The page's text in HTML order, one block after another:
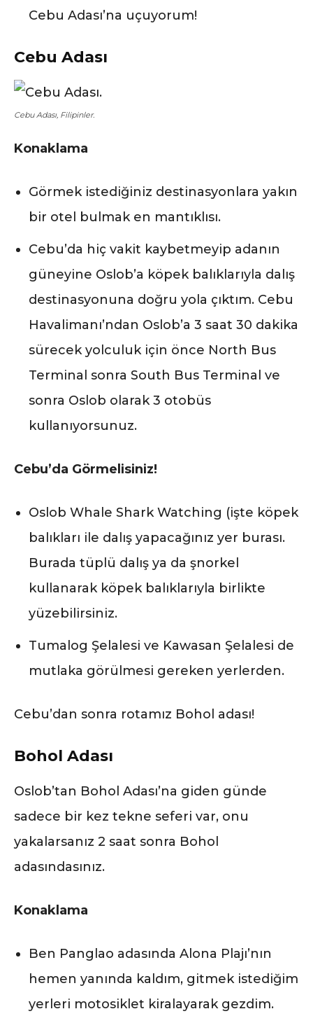
Cebu Adası’na uçuyorum!
Cebu Adası
Cebu Adası, Filipinler.
Konaklama
Görmek istediğiniz destinasyonlara yakın
bir otel bulmak en mantıklısı.
Cebu’da hiç vakit kaybetmeyip adanın
güneyine Oslob’a köpek balıklarıyla dalış
destinasyonuna doğru yola çıktım. Cebu
Havalimanı’ndan Oslob’a 3 saat 30 dakika
sürecek yolculuk için önce North Bus
Terminal sonra South Bus Terminal ve
sonra Oslob olarak 3 otobüs
kullanıyorsunuz.
Cebu’da Görmelisiniz!
Oslob Whale Shark Watching (işte köpek
balıkları ile dalış yapacağınız yer burası.
Burada tüplü dalış ya da şnorkel
kullanarak köpek balıklarıyla birlikte
yüzebilirsiniz.
Tumalog Şelalesi ve Kawasan Şelalesi de
mutlaka görülmesi gereken yerlerden.
Cebu’dan sonra rotamız Bohol adası!
Bohol Adası
Oslob’tan Bohol Adası’na giden günde
sadece bir kez tekne seferi var, onu
yakalarsanız 2 saat sonra Bohol
adasındasınız.
Konaklama
Ben Panglao adasında Alona Plajı’nın
hemen yanında kaldım, gitmek istediğim
yerleri motosiklet kiralayarak gezdim.